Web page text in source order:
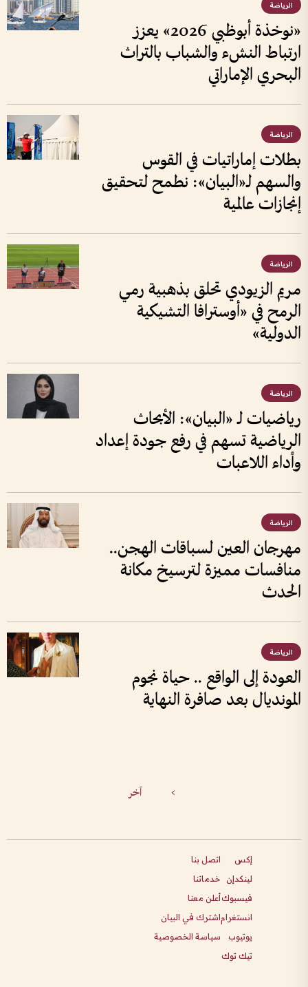
الرياضة
«نوخذة أبوظبي 2026» يعزز
ارتباط النشء والشباب بالتراث
البحري الإماراتي
الرياضة
بطلات إماراتيات في القوس
والسهم لـ«البيان»: نطمح لتحقيق
إنجازات عالمية
الرياضة
مريم الزيودي تحلق بذهبية رمي
الرمح في «أوسترافا التشيكية
الدولية»
الرياضة
رياضيات لـ «البيان»: الأبحاث
الرياضية تسهم في رفع جودة إعداد
وأداء اللاعبات
الرياضة
مهرجان العين لسباقات الهجن..
منافسات مميزة لترسيخ مكانة
الحدث
الرياضة
العودة إلى الواقع .. حياة نجوم
المونديال بعد صافرة النهاية
> آخر
إكس
لينكدإن
فيسبوك
انستغرام
يوتيوب
تيك توك
اتصل بنا
خدماتنا
أعلن معنا
اشترك في البيان
سياسة الخصوصية